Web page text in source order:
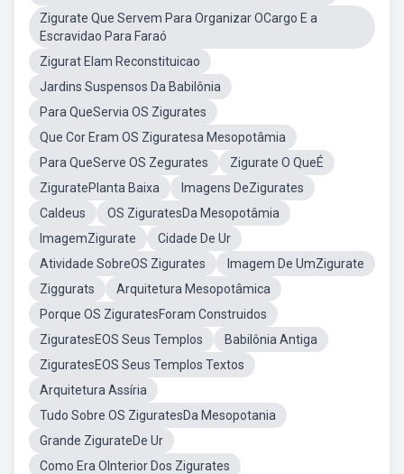
Zigurate Que Servem Para Organizar OCargo E a
Escravidao Para Faraó
Zigurat Elam Reconstituicao
Jardins Suspensos Da Babilônia
Para QueServia OS Zigurates
Que Cor Eram OS Ziguratesa Mesopotâmia
Para QueServe OS Zegurates
Zigurate O QueÉ
ZiguratePlanta Baixa
Imagens DeZigurates
Caldeus
OS ZiguratesDa Mesopotâmia
ImagemZigurate
Cidade De Ur
Atividade SobreOS Zigurates
Imagem De UmZigurate
Ziggurats
Arquitetura Mesopotâmica
Porque OS ZiguratesForam Construidos
ZiguratesEOS Seus Templos
Babilônia Antiga
ZiguratesEOS Seus Templos Textos
Arquitetura Assíria
Tudo Sobre OS ZiguratesDa Mesopotania
Grande ZigurateDe Ur
Como Era OInterior Dos Zigurates